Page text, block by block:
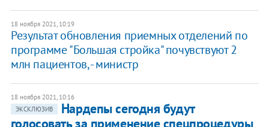
18 ноября 2021, 10:19
Результат обновления приемных отделений по
программе "Большая стройка" почувствуют 2
млн пациентов, - министр
18 ноября 2021, 10:16
ЭКСКЛЮЗИВ
Нардепы сегодня будут
голосовать за применение спецпроцедуры